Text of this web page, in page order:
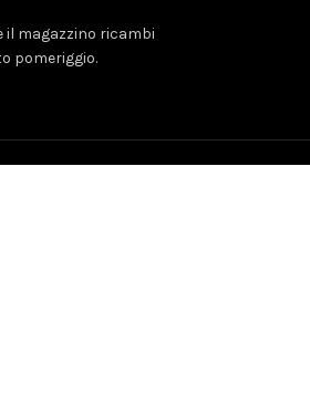
il magazzino ricambi
pomeriggio.